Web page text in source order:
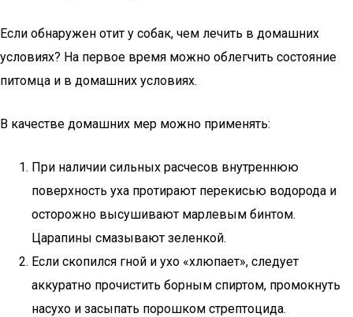
Если обнаружен отит у собак, чем лечить в домашних
условиях? На первое время можно облегчить состояние
питомца и в домашних условиях.
В качестве домашних мер можно применять:
При наличии сильных расчесов внутреннюю
поверхность уха протирают перекисью водорода и
осторожно высушивают марлевым бинтом.
Царапины смазывают зеленкой.
Если скопился гной и ухо «хлюпает», следует
аккуратно прочистить борным спиртом, промокнуть
насухо и засыпать порошком стрептоцида.